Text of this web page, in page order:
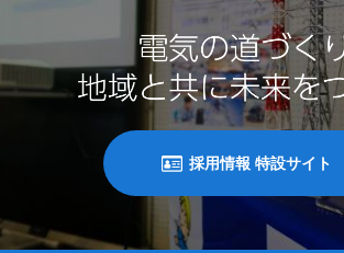
採用情報 特設サイト